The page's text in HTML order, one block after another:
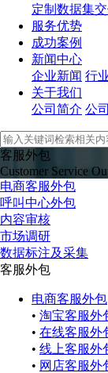
定制数据集
服务优势
成功案例
新闻中心
企业新闻 行
关于我们
公司简介 公
客服外包
Customer Service
电商客服外包
呼叫中心外包
内容审核
市场调研
数据标注及采集
客服外包
电商客服外包
• 淘宝客服外
• 在线客服外
• 线上客服外
• 网店客服外